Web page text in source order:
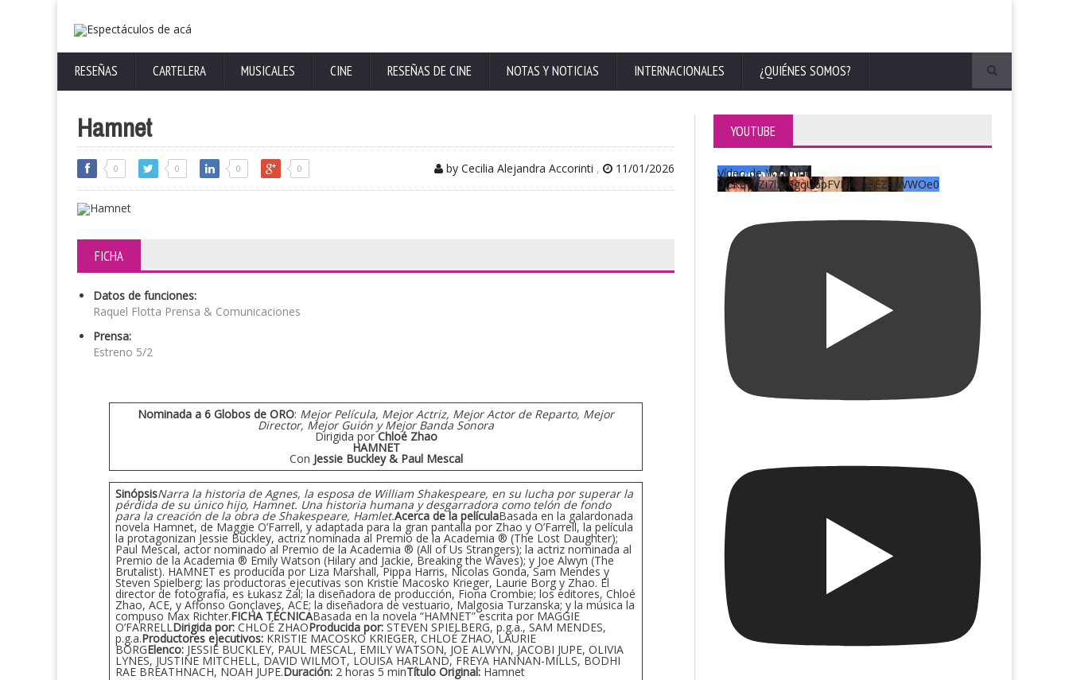
RESEÑAS CARTELERA MUSICALES CINE RESEÑAS DE CINE NOTAS Y NOTICIAS INTERNACIONALES ¿QUIÉNES SOMOS?
Hamnet
0 0 0 0 by Cecilia Alejandra Accorinti , 11/01/2026
FICHA
Datos de funciones:
Raquel Flotta Prensa & Comunicaciones
Prensa:
Estreno 5/2
Nominada a 6 Globos de ORO: Mejor Película, Mejor Actriz, Mejor Actor de Reparto, Mejor
Director, Mejor Guión y Mejor Banda Sonora
Dirigida porChloé Zhao
HAMNET
Con Jessie Buckley & Paul Mescal
SinópsisNarra la historia de Agnes, la esposa de William Shakespeare, en su lucha por superar la
pérdida de su único hijo, Hamnet. Una historia humana y desgarradora como telón de fondo
para la creación de la obra de Shakespeare, Hamlet.Acerca de la películaBasada en la galardonada
novela Hamnet, de Maggie O’Farrell, y adaptada para la gran pantalla por Zhao y O’Farrell, la película
la protagonizan Jessie Buckley, actriz nominada al Premio de la Academia ® (The Lost Daughter);
Paul Mescal, actor nominado al Premio de la Academia ® (All of Us Strangers); la actriz nominada al
Premio de la Academia ® Emily Watson (Hilary and Jackie, Breaking the Waves); y Joe Alwyn (The
Brutalist). HAMNET es producida por Liza Marshall, Pippa Harris, Nicolas Gonda, Sam Mendes y
Steven Spielberg; las productoras ejecutivas son Kristie Macosko Krieger, Laurie Borg y Zhao. El
director de fotografía, es Łukasz Żal; la diseñadora de producción, Fiona Crombie; los editores, Chloé
Zhao, ACE, y Affonso Gonçlaves, ACE; la diseñadora de vestuario, Malgosia Turzanska; y la música la
compuso Max Richter.FICHA TÉCNICABasada en la novela “HAMNET” escrita por MAGGIE
O’FARRELL​Dirigida por: CHLOÉ ZHAOProducida por: STEVEN SPIELBERG, p.g.a., SAM MENDES,
p.g.a.Productores ejecutivos: KRISTIE MACOSKO KRIEGER, CHLOÉ ZHAO, LAURIE
BORGElenco: JESSIE BUCKLEY, PAUL MESCAL, EMILY WATSON, JOE ALWYN, JACOBI JUPE, OLIVIA
LYNES, JUSTINE MITCHELL, DAVID WILMOT, LOUISA HARLAND, FREYA HANNAN-MILLS, BODHI
RAE BREATHNACH, NOAH JUPE.Duración: 2 horas 5 minTítulo Original: Hamnet
YOUTUBE
Vídeo de YouTube
UCKqYjiZi7lzy6gqU6pFVFiA_A3EZ9JWWOe0